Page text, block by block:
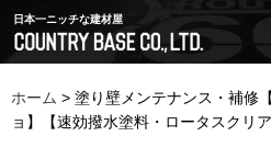
日本一ニッチな建材屋
ホーム > 塗り壁メンテナンス・補修
ョ】【速効撥水塗料・ロータスクリア